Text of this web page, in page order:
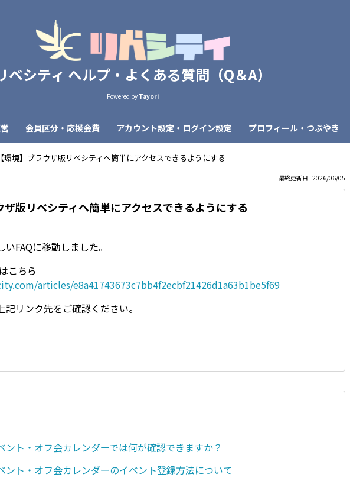
ベシティ ヘルプ・よくある質問（Q＆A）
Powered by Tayori
会員区分・応援会費 アカウント設定・ログイン設定 プロフィール・つぶやき
【環境】ブラウザ版リベシティへ簡単にアクセスできるようにする
最終更新日 : 2026/06/05
ザ版リベシティへ簡単にアクセスできるようにする
FAQに移動しました。
こちら
articles/e8a41743673c7bb4f2ecbf21426d1a63b1be5f69
記リンク先をご確認ください。
ント・オフ会カレンダーでは何が確認できますか？
ント・オフ会カレンダーのイベント登録方法について